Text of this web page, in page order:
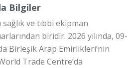
Bilgiler
ve tıbbi ekipman
biridir. 2026 yılında, 09-
Birleşik Arap Emirlikleri’nin
Trade Centre’da